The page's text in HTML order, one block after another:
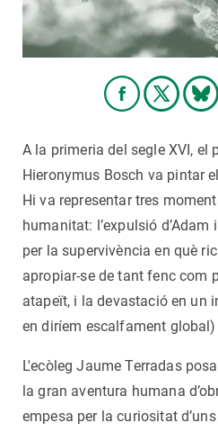
A la primeria del segle XVI, el
Hieronymus Bosch va pintar
Hi va representar tres
humanitat: l’expulsió
per la supervivència en què
apropiar-se de tant fenc com
atapeït, i la devastació en un
en diríem escalfament
L'ecòleg Jaume Terradas
la gran aventura humana
empesa per la curiositat